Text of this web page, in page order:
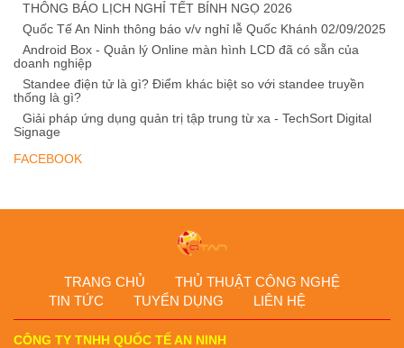
THÔNG BÁO LỊCH NGHỈ TẾT BÍNH NGỌ 2026
Quốc Tế An Ninh thông báo v/v nghỉ lễ Quốc Khánh 02/09/2025
Android Box - Quản lý Online màn hình LCD đã có sẵn của
doanh nghiệp
Standee điện tử là gì? Điểm khác biệt so với standee truyền
thống là gì?
Giải pháp ứng dụng quản trị tập trung từ xa - TechSort Digital
Signage
FACEBOOK
TRANG CHỦ
THỦ THUẬT CÔNG NGHỆ
TIN TỨC
TUYỂN DỤNG LIÊN HỆ
CÔNG TY TNHH QUỐC TẾ AN NINH